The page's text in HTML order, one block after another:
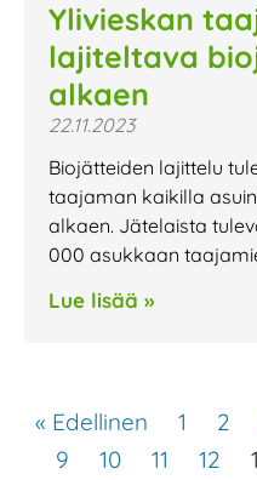
Ylivieskan
lajiteltava
alkaen
22.11.2023
Biojätteiden lajittelu
taajaman kaikilla
alkaen. Jätelaista
000 asukkaan
Lue lisää »
« Edellinen 1 2
9
10 11 12